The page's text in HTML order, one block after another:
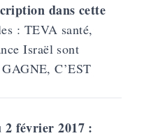
dans cette
: TEVA santé,
Israël sont
C’EST
2 février 2017 :